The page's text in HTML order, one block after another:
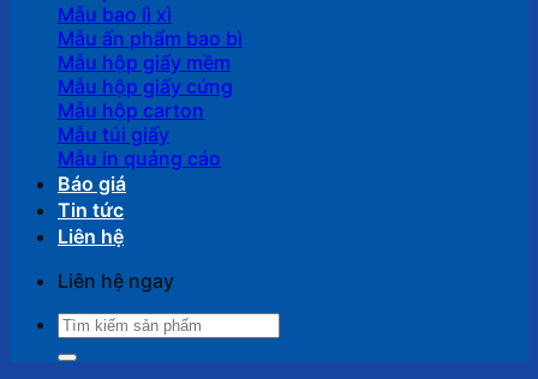
Mẫu bao lì xì
Mẫu ấn phẩm bao bì
Mẫu hộp giấy mềm
Mẫu hộp giấy cứng
Mẫu hộp carton
Mẫu túi giấy
Mẫu in quảng cáo
Báo giá
Tin tức
Liên hệ
Liên hệ ngay
Tìm
kiếm: